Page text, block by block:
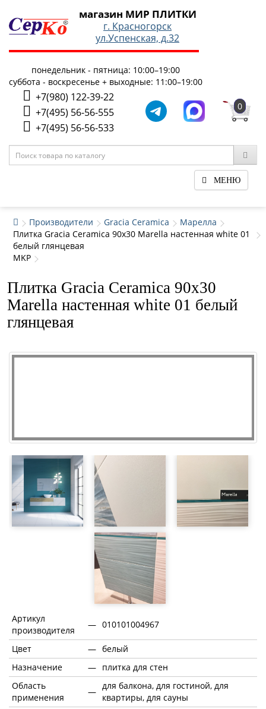
магазин МИР ПЛИТКИ
г. Красногорск
ул.Успенская, д.32
понедельник - пятница: 10:00–19:00
суббота - воскресенье + выходные: 11:00–19:00
+7(980) 122-39-22
+7(495) 56-56-555
+7(495) 56-56-533
0
МЕНЮ
Производители Gracia Ceramica
Марелла
Плитка Gracia Ceramica 90x30 Marella настенная white 01
белый глянцевая
MKP
Плитка Gracia Ceramica 90x30
Marella настенная white 01 белый
глянцевая
Артикул
производителя
— 010101004967
Цвет — белый
Назначение
— плитка для стен
Область
применения
—
для балкона, для гостиной, для
квартиры, для сауны